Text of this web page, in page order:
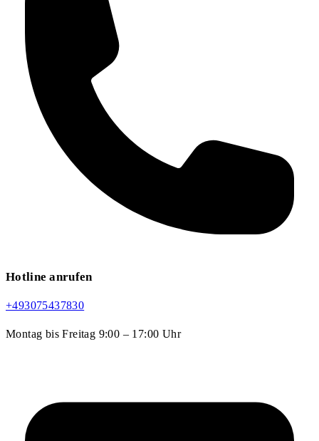
Hotline anrufen
+493075437830
Montag bis Freitag 9:00 – 17:00 Uhr